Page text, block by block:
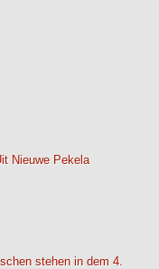
Nieuwe Pekela
stehen in dem 4.